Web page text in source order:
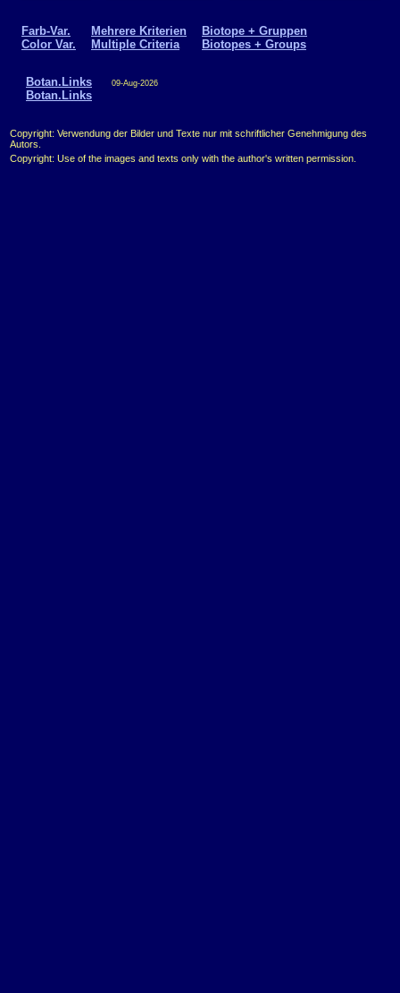
Farb-Var.
Color Var.
Mehrere Kriterien
Multiple Criteria
Biotope + Gruppen
Biotopes + Groups
Botan.Links
Botan.Links
09-Aug-2026
Copyright: Verwendung der Bilder und Texte nur mit schriftlicher Genehmigung des
Autors.
Copyright: Use of the images and texts only with the author's written permission.